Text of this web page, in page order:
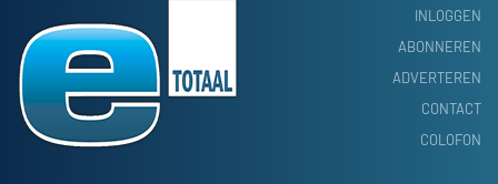
INLOGGEN
ABONNEREN
ADVERTEREN
CONTACT
COLOFON
HOME
PRODUCTNIEUWS
ACHTERGROND